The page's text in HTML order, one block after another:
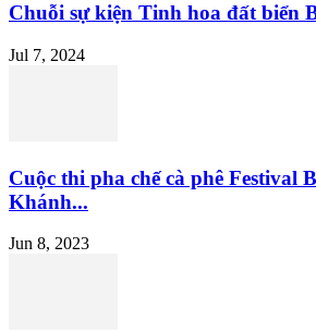
Chuỗi sự kiện Tinh hoa đất biển
Jul 7, 2024
Cuộc thi pha chế cà phê Festival
Khánh...
Jun 8, 2023